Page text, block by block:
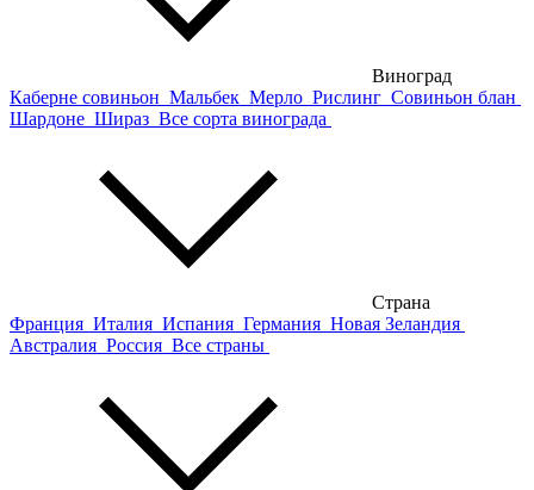
Виноград
Каберне совиньон Мальбек Мерло Рислинг Совиньон блан
Шардоне Шираз Все сорта винограда
Страна
Франция Италия Испания Германия Новая Зеландия
Австралия Россия Все страны